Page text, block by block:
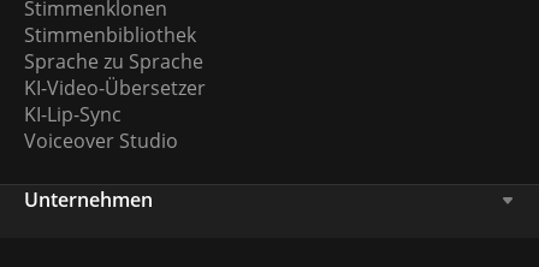
Stimmenklonen
Stimmenbibliothek
Sprache zu Sprache
KI-Video-Übersetzer
KI-Lip-Sync
Voiceover Studio
Unternehmen